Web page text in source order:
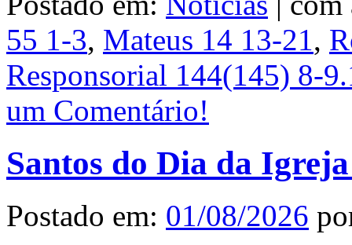
55 1-3, Mateus 14 13-21,
Responsorial 144(145) 8-
um Comentário!
Santos do Dia da
Postado em: 01/08/2026